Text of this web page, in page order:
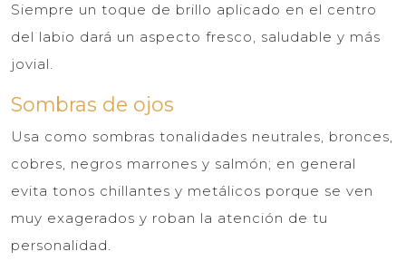
Siempre un toque de brillo aplicado en el centro
del labio dará un aspecto fresco, saludable y más
jovial.
Sombras de ojos
Usa como sombras tonalidades neutrales, bronces,
cobres, negros marrones y salmón; en general
evita tonos chillantes y metálicos porque se ven
muy exagerados y roban la atención de tu
personalidad.